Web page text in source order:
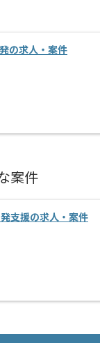
の求人・案件
案件
支援の求人・案件